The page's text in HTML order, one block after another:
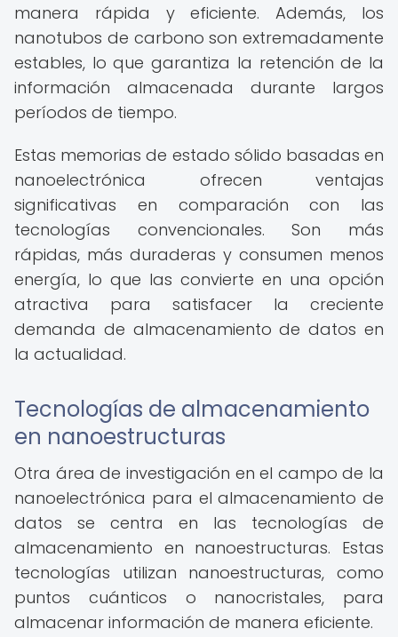
manera rápida y eficiente. Además, los
nanotubos de carbono son extremadamente
estables, lo que garantiza la retención de la
información almacenada durante largos
períodos de tiempo.
Estas memorias de estado sólido basadas en
nanoelectrónica ofrecen ventajas
significativas en comparación con las
tecnologías convencionales. Son más
rápidas, más duraderas y consumen menos
energía, lo que las convierte en una opción
atractiva para satisfacer la creciente
demanda de almacenamiento de datos en
la actualidad.
Tecnologías de almacenamiento
en nanoestructuras
Otra área de investigación en el campo de la
nanoelectrónica para el almacenamiento de
datos se centra en las tecnologías de
almacenamiento en nanoestructuras. Estas
tecnologías utilizan nanoestructuras, como
puntos cuánticos o nanocristales, para
almacenar información de manera eficiente.